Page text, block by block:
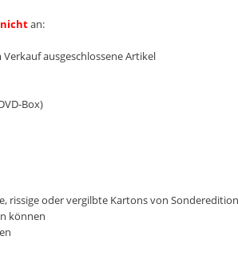
nichtan:
ausgeschlossene Artikel
Box)
rissige oder vergilbte Kartons von
können